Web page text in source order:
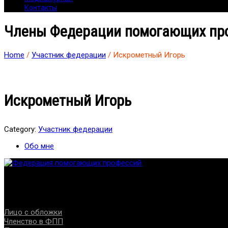
Контакты
Члены Федерации помогающих
Home / Участник федерации / Искрометный Игорь
Искрометный Игорь
Category: Участник федерации
Обо мне
Лицо с обложки
Членство в ФПП